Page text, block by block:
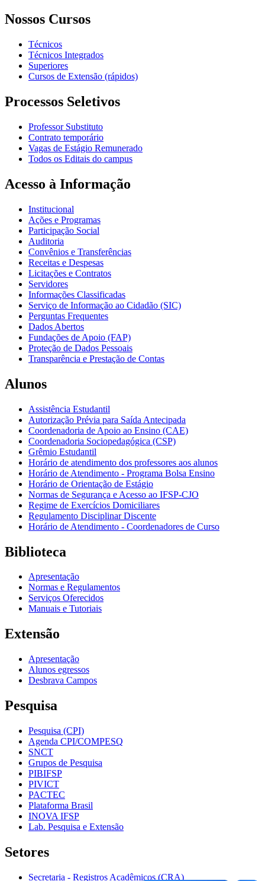
Nossos Cursos
Técnicos
Técnicos Integrados
Superiores
Cursos de Extensão (rápidos)
Processos Seletivos
Professor Substituto
Contrato temporário
Vagas de Estágio Remunerado
Todos os Editais do campus
Acesso à Informação
Institucional
Ações e Programas
Participação Social
Auditoria
Convênios e Transferências
Receitas e Despesas
Licitações e Contratos
Servidores
Informações Classificadas
Serviço de Informação ao Cidadão (SIC)
Perguntas Frequentes
Dados Abertos
Fundações de Apoio (FAP)
Proteção de Dados Pessoais
Transparência e Prestação de Contas
Alunos
Assistência Estudantil
Autorização Prévia para Saída Antecipada
Coordenadoria de Apoio ao Ensino (CAE)
Coordenadoria Sociopedagógica (CSP)
Grêmio Estudantil
Horário de atendimento dos professores aos alunos
Horário de Atendimento - Programa Bolsa Ensino
Horário de Orientação de Estágio
Normas de Segurança e Acesso ao IFSP-CJO
Regime de Exercícios Domiciliares
Regulamento Disciplinar Discente
Horário de Atendimento - Coordenadores de Curso
Biblioteca
Apresentação
Normas e Regulamentos
Serviços Oferecidos
Manuais e Tutoriais
Extensão
Apresentação
Alunos egressos
Desbrava Campos
Pesquisa
Pesquisa (CPI)
Agenda CPI/COMPESQ
SNCT
Grupos de Pesquisa
PIBIFSP
PIVICT
PACTEC
Plataforma Brasil
INOVA IFSP
Lab. Pesquisa e Extensão
Setores
Secretaria - Registros Acadêmicos (CRA)